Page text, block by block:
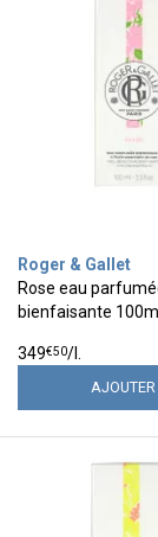
Roger & Gallet
Rose eau
bienfaisante 100ml
349€50/
AJOUTER